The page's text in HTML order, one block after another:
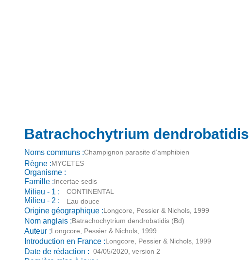
Batrachochytrium dendrobatidis
Noms communs :Champignon parasite d’amphibien
Règne :MYCETES
Organisme :
Famille :Incertae sedis
Milieu - 1 : CONTINENTAL
Milieu - 2 : Eau douce
Origine géographique :Longcore, Pessier & Nichols, 1999
Nom anglais :Batrachochytrium dendrobatidis (Bd)
Auteur :Longcore, Pessier & Nichols, 1999
Introduction en France :Longcore, Pessier & Nichols, 1999
Date de rédaction : 04/05/2020, version 2